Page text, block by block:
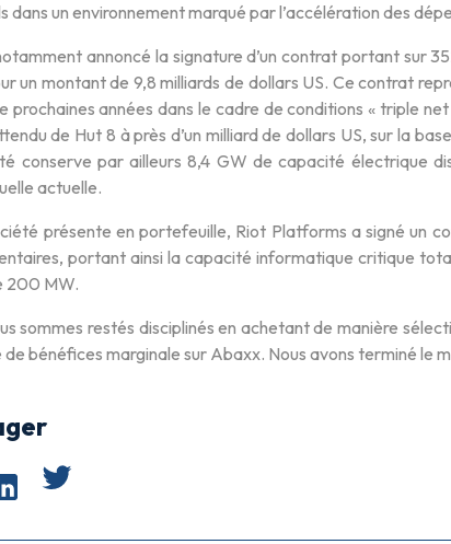
dans un environnement marqué par l’accélération des
annoncé la signature d’un contrat portant sur
un montant de 9,8 milliards de dollars US. Ce contrat
prochaines années dans le cadre de conditions « triple
de Hut 8 à près d’un milliard de dollars US, sur la
conserve par ailleurs 8,4 GW de capacité électrique
actuelle.
présente en portefeuille, Riot Platforms a signé un
portant ainsi la capacité informatique critique
200 MW.
sommes restés disciplinés en achetant de manière
de bénéfices marginale sur Abaxx. Nous avons terminé le